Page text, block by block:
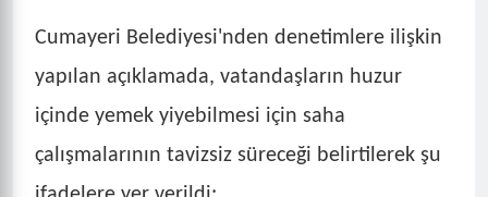
Cumayeri Belediyesi'nden denetimlere ilişkin
yapılan açıklamada, vatandaşların huzur
içinde yemek yiyebilmesi için saha
çalışmalarının tavizsiz süreceği belirtilerek şu